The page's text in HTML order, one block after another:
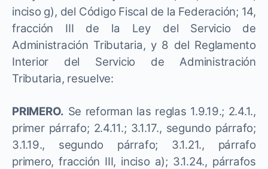
inciso g), del Código Fiscal de la Federación; 14,
fracción III de la Ley del Servicio de
Administración Tributaria, y 8 del Reglamento
Interior del Servicio de Administración
Tributaria, resuelve:
PRIMERO. Se reforman las reglas 1.9.19.; 2.4.1.,
primer párrafo; 2.4.11.; 3.1.17., segundo párrafo;
3.1.19., segundo párrafo; 3.1.21., párrafo
primero, fracción III, inciso a); 3.1.24., párrafos